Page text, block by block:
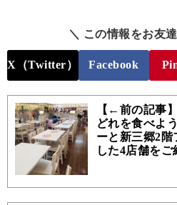
＼ この情報をお友
X（Twitter） Facebook
【←前の記事】
どれを食べよ
ーと新三郷2
した4店舗をご